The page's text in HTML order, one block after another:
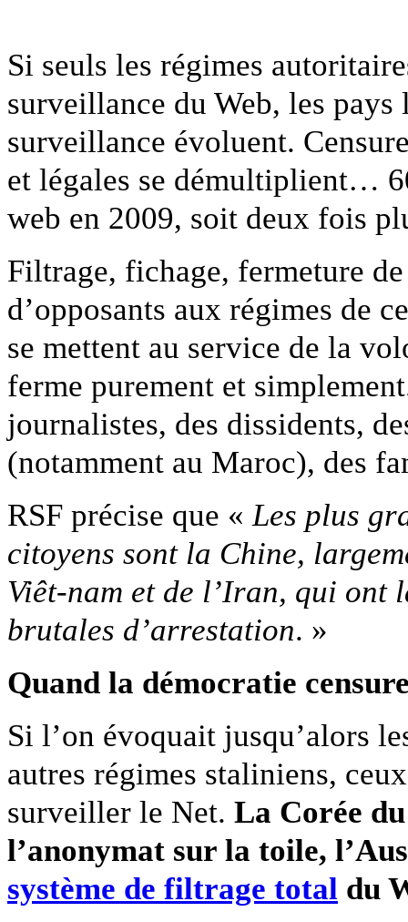
Si seuls les régimes
surveillance du Web, les
surveillance évoluent.
et légales se démultiplient…
web en 2009, soit deux fois
Filtrage, fichage, fermeture
d’opposants aux régimes de
se mettent au service de la
ferme purement et
journalistes, des dissidents,
(notamment au Maroc), des
RSF précise que «Les plus
citoyens sont la Chine,
Viêt-nam et de l’Iran, qui ont
brutales d’arrestation. »
Quand la démocratie
Si l’on évoquait jusqu’alors
autres régimes staliniens,
surveiller le Net. La Corée
l’anonymat sur la toile,
système de filtrage total du